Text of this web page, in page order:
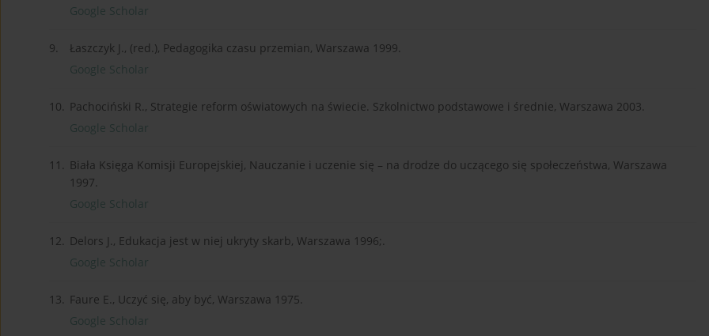
Google Scholar
9.
Łaszczyk J., (red.), Pedagogika czasu przemian, Warszawa 1999.
Google Scholar
10. Pachociński R., Strategie reform oświatowych na świecie. Szkolnictwo podstawowe i średnie, Warszawa 2003.
Google Scholar
11. Biała Księga Komisji Europejskiej, Nauczanie i uczenie się – na drodze do uczącego się społeczeństwa, Warszawa
1997.
Google Scholar
12. Delors J., Edukacja jest w niej ukryty skarb, Warszawa 1996;.
Google Scholar
13. Faure E., Uczyć się, aby być, Warszawa 1975.
Google Scholar